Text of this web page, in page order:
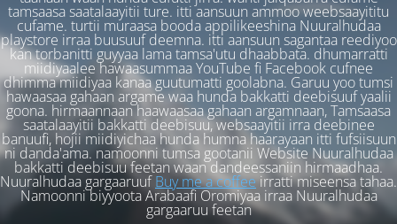
tamsaasa saatalaayitii ture. itti aansuun ammoo weebsaayititu
cufame. turtii muraasa booda appilikeeshina Nuuralhudaa
playstore irraa buusuuf deemna. itti aansuun sagantaa reediyoo
kan torbanitti guyyaa lama tamsa'utu dhaabbata. dhumarratti
miidiyaalee hawaasummaa YouTube fi Facebook cufnee
dhimma miidiyaa kanaa guutumatti goolabna. Garuu yoo tumsi
hawaasaa gahaan argame waa hunda bakkatti deebisuuf yaalii
goona. hirmaannaan haawaasaa gahaan argamnaan, Tamsaasa
saatalaayitii bakkatti deebisuu, websaayitii irra deebinee
banuufi, hojii miidiyichaa hunda humna haarayaan itti fufsiisuun
ni danda'ama. namoonni tumsa gootanii Website Nuuralhudaa
bakkatti deebisuu feetan waan dandeessaniin hirmaadhaa.
Nuuralhudaa gargaaruufBuy me a coffeeirratti miseensa tahaa.
Namoonni biyyoota Arabaafi Oromiyaa irraa Nuuralhudaa
gargaaruu feetan